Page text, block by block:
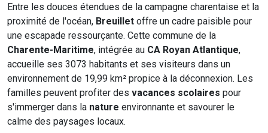
Entre les douces étendues de la campagne charentaise et la
proximité de l'océan, Breuillet offre un cadre paisible pour
une escapade ressourçante. Cette commune de la
Charente-Maritime, intégrée au CA Royan Atlantique,
accueille ses 3073 habitants et ses visiteurs dans un
environnement de 19,99 km² propice à la déconnexion. Les
familles peuvent profiter des vacances scolaires pour
s'immerger dans la nature environnante et savourer le
calme des paysages locaux.